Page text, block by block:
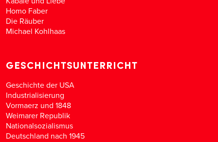
Homo Faber
Die Räuber
Michael Kohlhaas
GESCHICHTSUNTERRICHT
Geschichte der USA
Industrialisierung
Vormaerz und 1848
Weimarer Republik
Nationalsozialismus
Deutschland nach 1945